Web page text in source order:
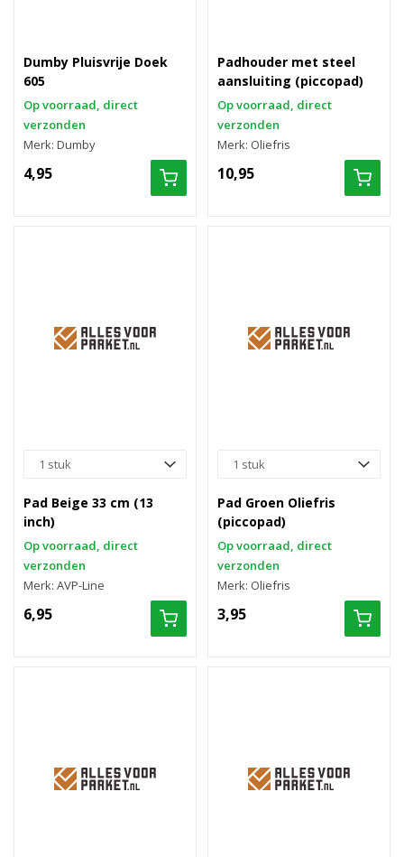
Dumby Pluisvrije Doek
605
Op voorraad, direct
verzonden
Merk: Dumby
4,95
Padhouder met steel
aansluiting (piccopad)
Op voorraad, direct
verzonden
Merk: Oliefris
10,95
Pad Beige 33 cm (13
inch)
Op voorraad, direct
verzonden
Merk: AVP-Line
6,95
Pad Groen Oliefris
(piccopad)
Op voorraad, direct
verzonden
Merk: Oliefris
3,95